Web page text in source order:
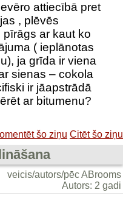
attiecībā pret
, plēvēs
ar kaut ko
( ieplānotas
ja grīda ir viena
sienas – cokola
ir jāapstrādā
ar bitumenu?
šo ziņu Citēt šo ziņu
veicis/autors/pēc ABrooms
Autors: 2 gadi